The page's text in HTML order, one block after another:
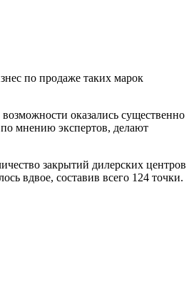
по продаже таких марок
оказались существенно
мнению экспертов, делают
закрытий дилерских центров
вдвое, составив всего 124 точки.